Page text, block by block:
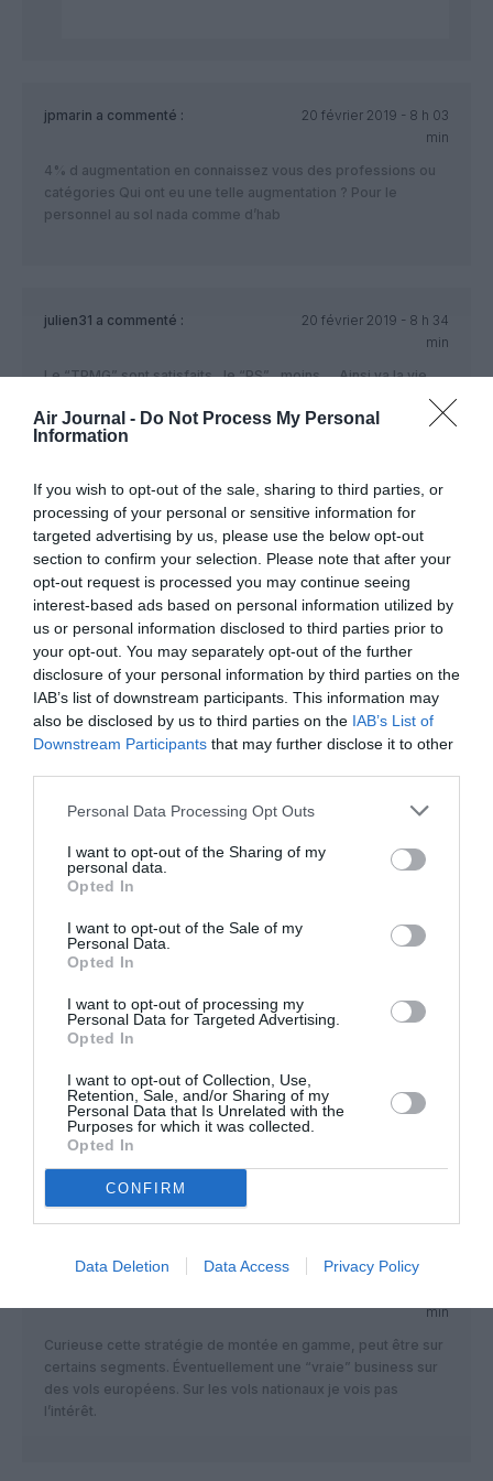
Air Journal - Do Not Process My Personal
Information
If you wish to opt-out of the sale, sharing to third parties, or
processing of your personal or sensitive information for
targeted advertising by us, please use the below opt-out
section to confirm your selection. Please note that after your
opt-out request is processed you may continue seeing
interest-based ads based on personal information utilized by
us or personal information disclosed to third parties prior to
your opt-out. You may separately opt-out of the further
disclosure of your personal information by third parties on the
IAB’s list of downstream participants. This information may
also be disclosed by us to third parties on the IAB’s List of
Downstream Participants that may further disclose it to other
Personal Data Processing Opt Outs
I want to opt-out of the Sharing of my
personal data.
Opted In
I want to opt-out of the Sale of my
Personal Data.
Opted In
I want to opt-out of processing my
Personal Data for Targeted Advertising.
Opted In
I want to opt-out of Collection, Use,
Retention, Sale, and/or Sharing of my
Personal Data that Is Unrelated with the
Purposes for which it was collected.
Opted In
CONFIRM
Data Deletion Data Access Privacy Policy
jpmarin a commenté :
20 février 2019 - 8 h 03
min
4% d augmentation en connaissez vous des professions ou
catégories Qui ont eu une telle augmentation ? Pour le
personnel au sol nada comme d’hab
julien31 a commenté :
20 février 2019 - 8 h 34
min
Le “TPMG” sont satisfaits , le “PS” , moins … Ainsi va la vie
35 min
@ JULIEN 31
Vous devriez lire cet article récent de AIR JOURNAL
” Air France a signé vendredi avec les syndicats un
accord salarial pour ses personnels au sol portant
sur l’année 2019 et comprenant notamment “des
augmentations individuelles de 1,8%”, a annoncé le
groupe dans un communiqué. Des primes
individuelles exceptionnelles. L’accord prévoit aussi
une enveloppe “pour financer des primes
individuelles exceptionnelles”, ainsi que “le
2019 et la monétisation du compte épargne temps,
dans la limite de 35 heures”, selon ce communiqué.
Cet accord complète celui signé en octobre pour
toutes les catégories de personnels d’Air France,
générale de 2% à compter du 1er janvier”
https://www.europe1.fr/economie/air-france-un-
3836813
Blaireaua commenté :
20 février 2019 - 10 h
min
Curieuse cette stratégie de montée en gamme, peut être sur
certains segments. Éventuellement une “vraie” business sur
des vols européens. Sur les vols nationaux je vois pas
l’intérêt.